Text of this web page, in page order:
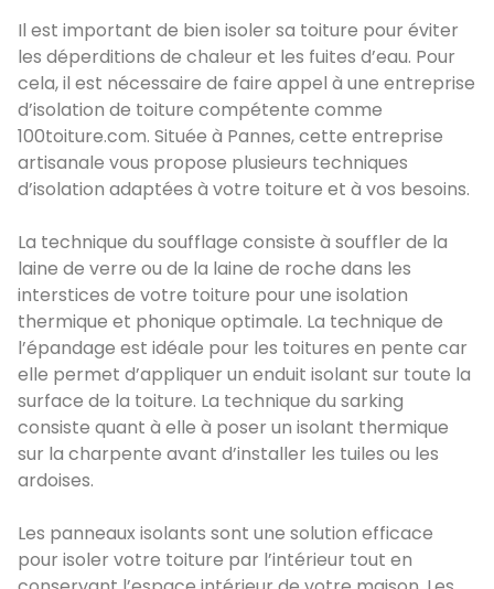
Il est important de bien isoler sa toiture pour éviter
les déperditions de chaleur et les fuites d’eau. Pour
cela, il est nécessaire de faire appel à une entreprise
d’isolation de toiture compétente comme
100toiture.com. Située à Pannes, cette entreprise
artisanale vous propose plusieurs techniques
d’isolation adaptées à votre toiture et à vos besoins.
La technique du soufflage consiste à souffler de la
laine de verre ou de la laine de roche dans les
interstices de votre toiture pour une isolation
thermique et phonique optimale. La technique de
l’épandage est idéale pour les toitures en pente car
elle permet d’appliquer un enduit isolant sur toute la
surface de la toiture. La technique du sarking
consiste quant à elle à poser un isolant thermique
sur la charpente avant d’installer les tuiles ou les
ardoises.
Les panneaux isolants sont une solution efficace
pour isoler votre toiture par l’intérieur tout en